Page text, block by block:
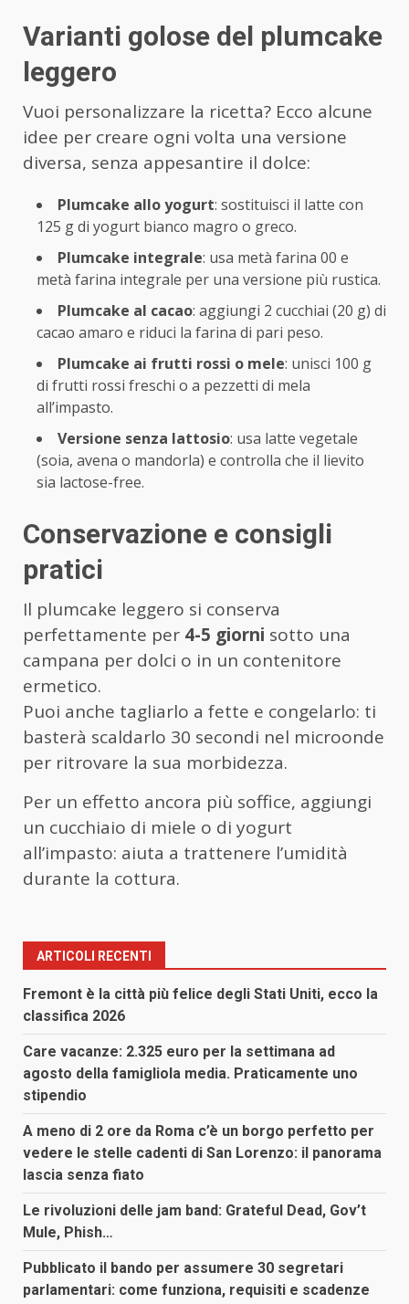
Varianti golose del plumcake
leggero
Vuoi personalizzare la ricetta? Ecco alcune
idee per creare ogni volta una versione
diversa, senza appesantire il dolce:
Plumcake allo yogurt: sostituisci il latte con
125 g di yogurt bianco magro o greco.
Plumcake integrale: usa metà farina 00 e
metà farina integrale per una versione più rustica.
Plumcake al cacao: aggiungi 2 cucchiai (20 g) di
cacao amaro e riduci la farina di pari peso.
Plumcake ai frutti rossi o mele: unisci 100 g
di frutti rossi freschi o a pezzetti di mela
all’impasto.
Versione senza lattosio: usa latte vegetale
(soia, avena o mandorla) e controlla che il lievito
sia lactose-free.
Conservazione e consigli
pratici
Il plumcake leggero si conserva
perfettamente per 4-5 giorni sotto una
campana per dolci o in un contenitore
ermetico.
Puoi anche tagliarlo a fette e congelarlo: ti
basterà scaldarlo 30 secondi nel microonde
per ritrovare la sua morbidezza.
Per un effetto ancora più soffice, aggiungi
un cucchiaio di miele o di yogurt
all’impasto: aiuta a trattenere l’umidità
durante la cottura.
ARTICOLI RECENTI
Fremont è la città più felice degli Stati Uniti, ecco la
classifica 2026
Care vacanze: 2.325 euro per la settimana ad
agosto della famigliola media. Praticamente uno
stipendio
A meno di 2 ore da Roma c’è un borgo perfetto per
vedere le stelle cadenti di San Lorenzo: il panorama
lascia senza fiato
Le rivoluzioni delle jam band: Grateful Dead, Gov’t
Mule, Phish…
Pubblicato il bando per assumere 30 segretari
parlamentari: come funziona, requisiti e scadenze